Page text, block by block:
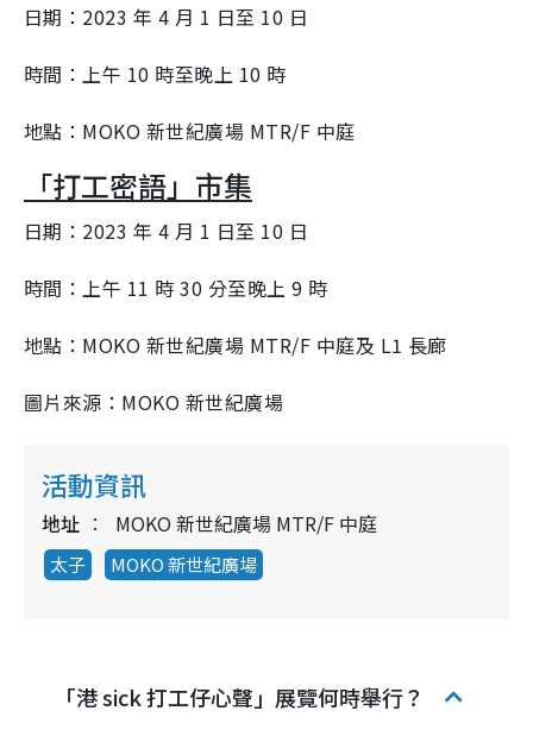
日期：2023 年 4 月 1 日至 10 日
時間：上午 10 時至晚上 10 時
地點：MOKO 新世紀廣場 MTR/F 中庭
「打工密語」市集
日期：2023 年 4 月 1 日至 10 日
時間：上午 11 時 30 分至晚上 9 時
地點：MOKO 新世紀廣場 MTR/F 中庭及 L1 長廊
圖片來源：MOKO 新世紀廣場
活動資訊
地址 MOKO 新世紀廣場 MTR/F 中庭
太子 MOKO 新世紀廣場
「港 sick 打工仔心聲」展覽何時舉行？